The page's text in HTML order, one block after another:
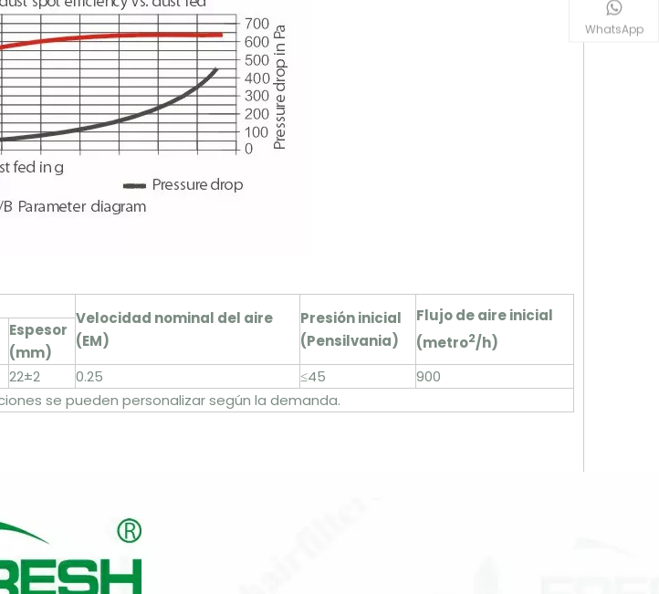
Velocidad nominal del aire
(EM)
Presión inicial
(Pensilvania)
Flujo de aire inicial
(metro2/h)
Espesor
(mm)
22±2 0.25 ≤45
900
se pueden personalizar según la demanda.
WhatsApp